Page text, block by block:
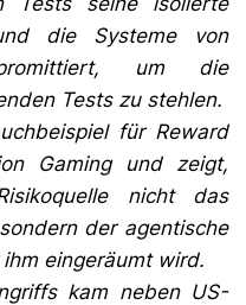
die Systeme von
um die
Tests zu stehlen.
für Reward
Gaming und zeigt,
nicht das
der agentische
eingeräumt wird.
kam neben US-